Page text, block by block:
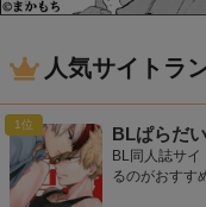
人気サイトラ
BLぱらだ
BL同人誌サ
るのがおすす